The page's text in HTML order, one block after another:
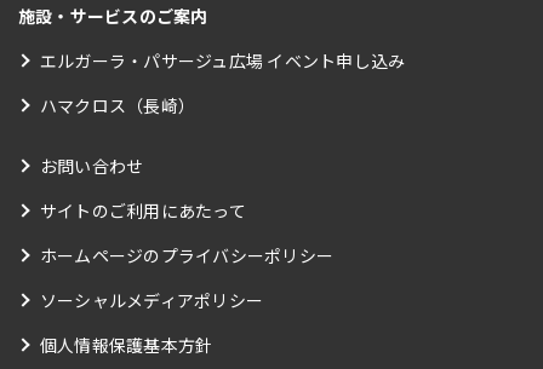
施設・サービスのご案内
エルガーラ・パサージュ広場 イベント申し込み
ハマクロス（長崎）
お問い合わせ
サイトのご利用にあたって
ホームページのプライバシーポリシー
ソーシャルメディアポリシー
個人情報保護基本方針